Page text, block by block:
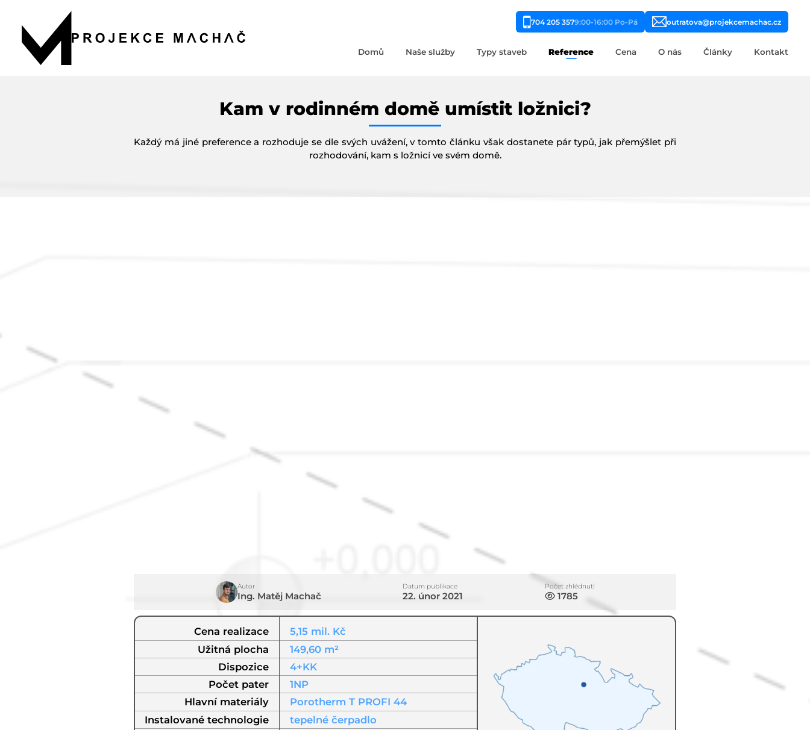
704 205 3579:00-16:00 Po-Pá outratova@projekcemachac.cz
Domů Naše služby Typy staveb Reference Cena O nás Články Kontakt
Kam v rodinném domě umístit ložnici?
Každý má jiné preference a rozhoduje se dle svých uvážení, v tomto článku však dostanete pár typů, jak přemýšlet při
rozhodování, kam s ložnicí ve svém domě.
Autor
Ing. Matěj Machač
Datum publikace
22. únor 2021
Počet zhlédnutí
1785
Cena realizace
5,15 mil. Kč
Užitná plocha
149,60 m²
Dispozice
4+KK
Počet pater
1NP
Hlavní materiály
Porotherm T PROFI 44
Instalované technologie
tepelné čerpadlo